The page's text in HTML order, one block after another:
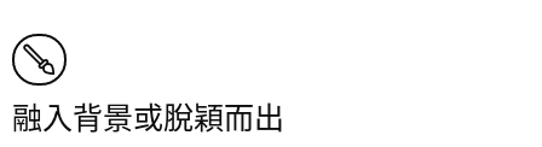
融入背景或脫穎而出